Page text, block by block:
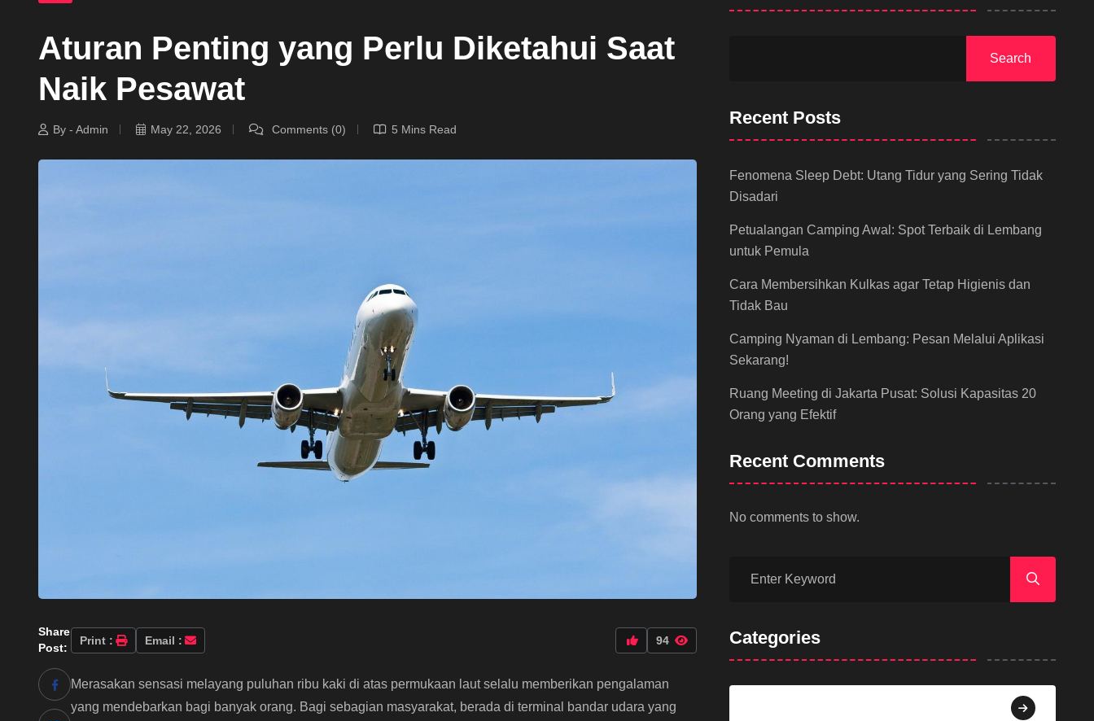
Aturan Penting yang Perlu Diketahui Saat
Naik Pesawat
By - Admin May 22, 2026 Comments (0) 5 Mins Read
Share
Post:
Print : Email : 94
Merasakan sensasi melayang puluhan ribu kaki di atas permukaan laut selalu memberikan pengalaman
yang mendebarkan bagi banyak orang. Bagi sebagian masyarakat, berada di terminal bandar udara yang
Search
Recent Posts
Fenomena Sleep Debt: Utang Tidur yang Sering Tidak
Disadari
Petualangan Camping Awal: Spot Terbaik di Lembang
untuk Pemula
Cara Membersihkan Kulkas agar Tetap Higienis dan
Tidak Bau
Camping Nyaman di Lembang: Pesan Melalui Aplikasi
Sekarang!
Ruang Meeting di Jakarta Pusat: Solusi Kapasitas 20
Orang yang Efektif
Recent Comments
No comments to show.
Categories